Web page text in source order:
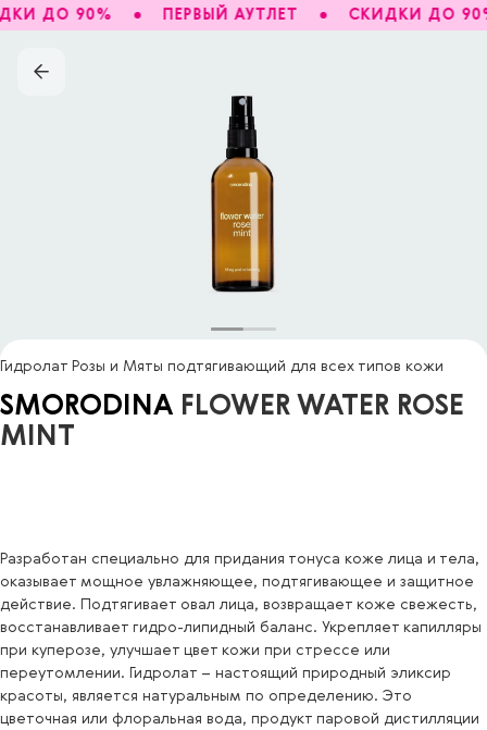
ДО 90% ПЕРВЫЙ АУТЛЕТ СКИДКИ ДО
Гидролат Розы и Мяты подтягивающий для всех типов кожи
SMORODINA FLOWER WATER ROSE
MINT
Разработан специально для придания тонуса коже лица и тела,
оказывает мощное увлажняющее, подтягивающее и защитное
действие. Подтягивает овал лица, возвращает коже свежесть,
восстанавливает гидро-липидный баланс. Укрепляет капилляры
при куперозе, улучшает цвет кожи при стрессе или
переутомлении. Гидролат – настоящий природный эликсир
красоты, является натуральным по определению. Это
цветочная или флоральная вода, продукт паровой дистилляции